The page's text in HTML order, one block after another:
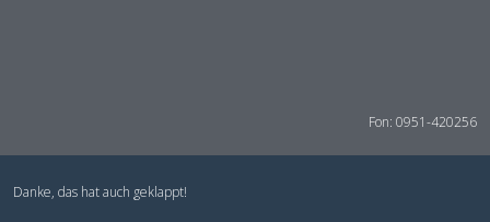
Fon: 0951-420256
Danke, das hat auch geklappt!